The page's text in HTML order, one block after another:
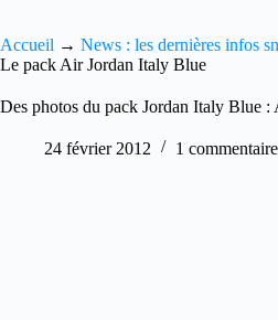
Accueil → News : les dernières infos
Le pack Air Jordan Italy Blue
Des photos du pack Jordan Italy Blue
24 février 2012 1 commentaire